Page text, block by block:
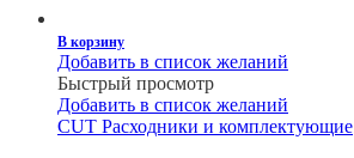
В корзину
Добавить в список желаний
Быстрый просмотр
Добавить в список желаний
CUT Расходники и комплектующие